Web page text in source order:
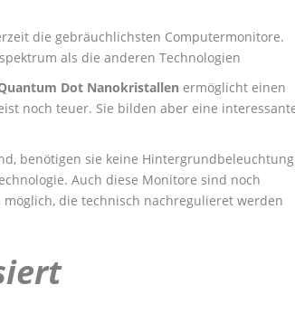
die gebräuchlichsten Computermonitore.
als die anderen Technologien
Dot Nanokristallen ermöglicht einen
noch teuer. Sie bilden aber eine
benötigen sie keine
Auch diese Monitore sind noch
die technisch nachregulieret werden